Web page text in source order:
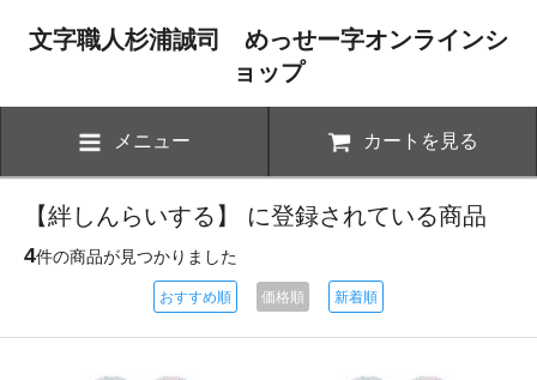
文字職人杉浦誠司 めっせー字オンラインシ
ョップ
メニュー カートを見る
【絆しんらいする】 に登録されている商品
4件の商品が見つかりました
おすすめ順 価格順 新着順